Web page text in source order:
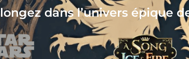
Collectionnez, assemblez,
votre nouveau hobby